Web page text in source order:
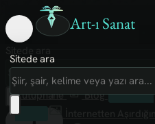
Art-ı Sanat
Sitede ara
Art-ı Sosyal
İmece
Kütüphane
Blog
Fanzin
Rafları